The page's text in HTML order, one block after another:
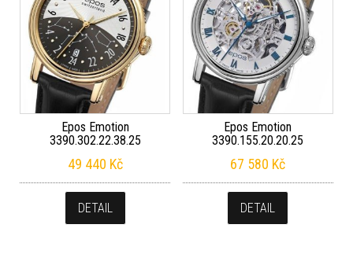
Epos Emotion
3390.302.22.38.25
49 440 Kč
DETAIL
Epos Emotion
3390.155.20.20.25
67 580 Kč
DETAIL